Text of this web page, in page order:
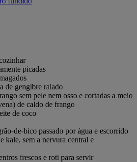
picadas
de gengibre ralado
sem pele nem osso e cortadas a meio
de caldo de frango
de coco
de-bico passado por água e escorrido
kale, sem a nervura central e
frescos e roti para servir